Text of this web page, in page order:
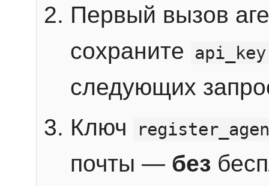
Первый вызов
сохраните
api_key
следующих
Ключ
почты — без